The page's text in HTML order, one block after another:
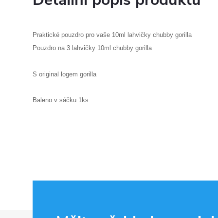
Praktické pouzdro pro vaše 10ml lahvičky chubby gorilla
Pouzdro na 3 lahvičky 10ml chubby gorilla
S original logem gorilla
Baleno v sáčku 1ks